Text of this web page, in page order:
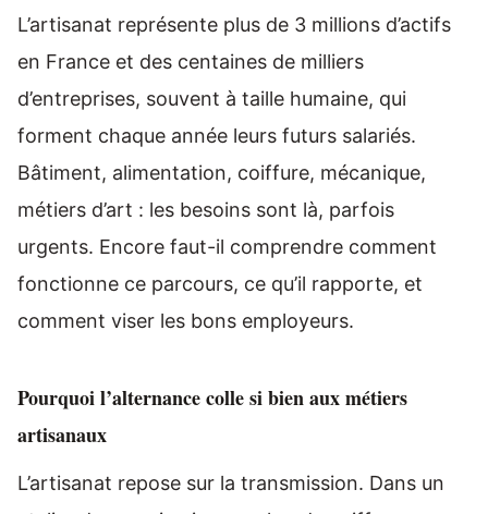
L’artisanat représente plus de 3 millions d’actifs
en France et des centaines de milliers
d’entreprises, souvent à taille humaine, qui
forment chaque année leurs futurs salariés.
Bâtiment, alimentation, coiffure, mécanique,
métiers d’art : les besoins sont là, parfois
urgents. Encore faut-il comprendre comment
fonctionne ce parcours, ce qu’il rapporte, et
comment viser les bons employeurs.
Pourquoi l’alternance colle si bien aux métiers
artisanaux
L’artisanat repose sur la transmission. Dans un